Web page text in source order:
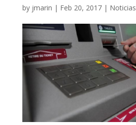
by jmarin | Feb 20, 2017| Noticias